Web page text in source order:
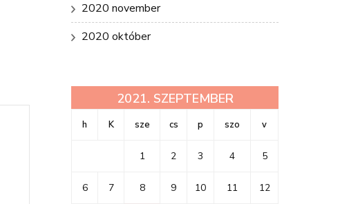
2020 november
2020 október
2021. SZEPTEMBER
h K sze cs p szo v
1 2 3 4 5
6 7 8 9 10 11 12